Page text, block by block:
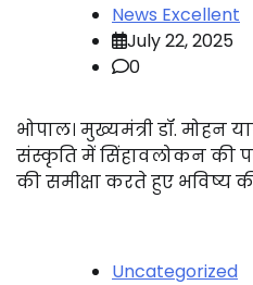
News Excellent
July 22, 2025
0
भोपाल। मुख्यमंत्री डॉ. मोहन
संस्कृति में सिंहावलोकन की
की समीक्षा करते हुए भविष्य
Uncategorized